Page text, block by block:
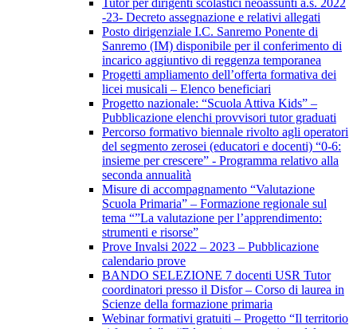
Tutor per dirigenti scolastici neoassunti a.s. 2022
-23- Decreto assegnazione e relativi allegati
Posto dirigenziale I.C. Sanremo Ponente di
Sanremo (IM) disponibile per il conferimento di
incarico aggiuntivo di reggenza temporanea
Progetti ampliamento dell’offerta formativa dei
licei musicali – Elenco beneficiari
Progetto nazionale: “Scuola Attiva Kids” –
Pubblicazione elenchi provvisori tutor graduati
Percorso formativo biennale rivolto agli operatori
del segmento zerosei (educatori e docenti) “0-6:
insieme per crescere” - Programma relativo alla
seconda annualità
Misure di accompagnamento “Valutazione
Scuola Primaria” – Formazione regionale sul
tema “”La valutazione per l’apprendimento:
strumenti e risorse”
Prove Invalsi 2022 – 2023 – Pubblicazione
calendario prove
BANDO SELEZIONE 7 docenti USR Tutor
coordinatori presso il Disfor – Corso di laurea in
Scienze della formazione primaria
Webinar formativi gratuiti – Progetto “Il territorio